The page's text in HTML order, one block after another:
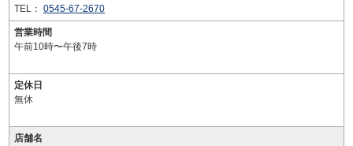
TEL： 0545-67-2670
営業時間
午前10時〜午後7時
定休日
無休
店舗名